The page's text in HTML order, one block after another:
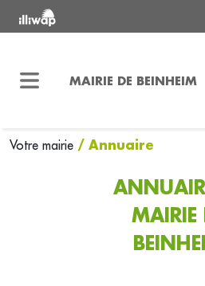
MAIRIE DE BEINHEIM
Votre mairie / Annuaire
MAIRIE